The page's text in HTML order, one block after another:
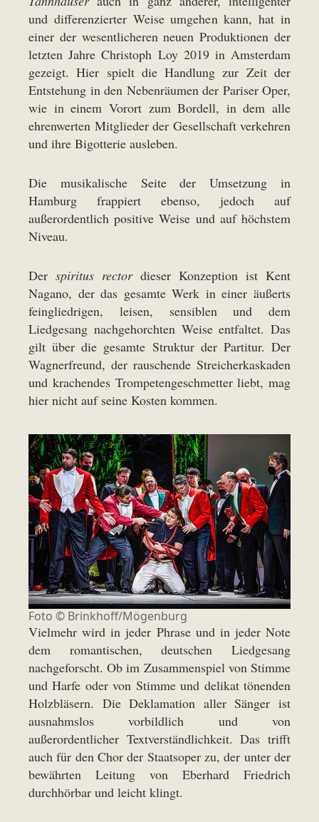
und differenzierter Weise umgehen kann, hat in
einer der wesentlicheren neuen Produktionen der
letzten Jahre Christoph Loy 2019 in Amsterdam
gezeigt. Hier spielt die Handlung zur Zeit der
Entstehung in den Nebenräumen der Pariser Oper,
wie in einem Vorort zum Bordell, in dem alle
ehrenwerten Mitglieder der Gesellschaft verkehren
und ihre Bigotterie ausleben.
Die musikalische Seite der Umsetzung in
Hamburg frappiert ebenso, jedoch auf
außerordentlich positive Weise und auf höchstem
Niveau.
Der spiritus rectordieser Konzeption ist Kent
Nagano, der das gesamte Werk in einer äußerts
feingliedrigen, leisen, sensiblen und dem
Liedgesang nachgehorchten Weise entfaltet. Das
gilt über die gesamte Struktur der Partitur. Der
Wagnerfreund, der rauschende Streicherkaskaden
und krachendes Trompetengeschmetter liebt, mag
hier nicht auf seine Kosten kommen.
Foto © Brinkhoff/Mögenburg
Vielmehr wird in jeder Phrase und in jeder Note
dem romantischen, deutschen Liedgesang
nachgeforscht. Ob im Zusammenspiel von Stimme
und Harfe oder von Stimme und delikat tönenden
Holzbläsern. Die Deklamation aller Sänger ist
ausnahmslos vorbildlich und von
außerordentlicher Textverständlichkeit. Das trifft
auch für den Chor der Staatsoper zu, der unter der
bewährten Leitung von Eberhard Friedrich
durchhörbar und leicht klingt.